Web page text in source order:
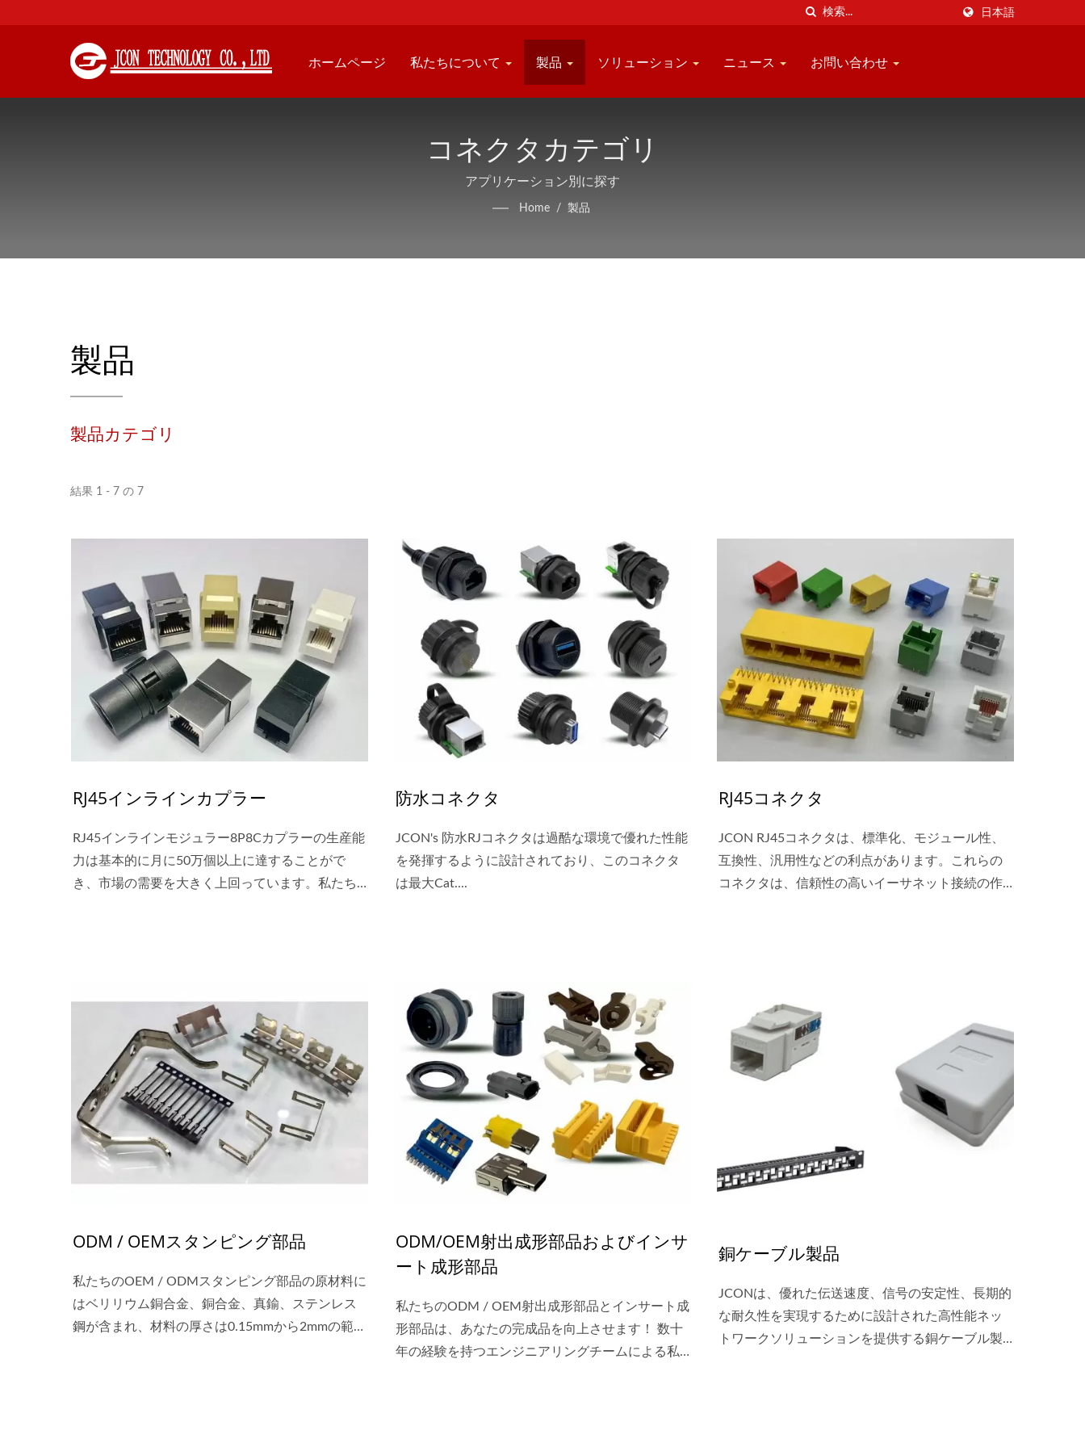
日本語
ホームページ 私たちについて 製品 ソリューション ニュース お問い合わせ
コネクタカテゴリ
アプリケーション別に探す
Home / 製品
製品
製品カテゴリ
結果 1 - 7 の 7
RJ45インラインカプラー
RJ45インラインモジュラー8P8Cカプラーの生産能
力は基本的に月に50万個以上に達することがで
き、市場の需要を大きく上回っています。私たち
防水コネクタ
JCON's 防水RJコネクタは過酷な環境で優れた性能
を発揮するように設計されており、このコネクタ
は最大Cat....
RJ45コネクタ
JCON RJ45コネクタは、標準化、モジュール性、
互換性、汎用性などの利点があります。これらの
コネクタは、信頼性の高いイーサネット接続の作
ODM / OEMスタンピング部品
私たちのOEM / ODMスタンピング部品の原材料に
はベリリウム銅合金、銅合金、真鍮、ステンレス
鋼が含まれ、材料の厚さは0.15mmから2mmの範囲
ODM/OEM射出成形部品およびインサ
ート成形部品
私たちのODM / OEM射出成形部品とインサート成
形部品は、あなたの完成品を向上させます！ 数十
年の経験を持つエンジニアリングチームによる私
銅ケーブル製品
JCONは、優れた伝送速度、信号の安定性、長期的
な耐久性を実現するために設計された高性能ネッ
トワークソリューションを提供する銅ケーブル製